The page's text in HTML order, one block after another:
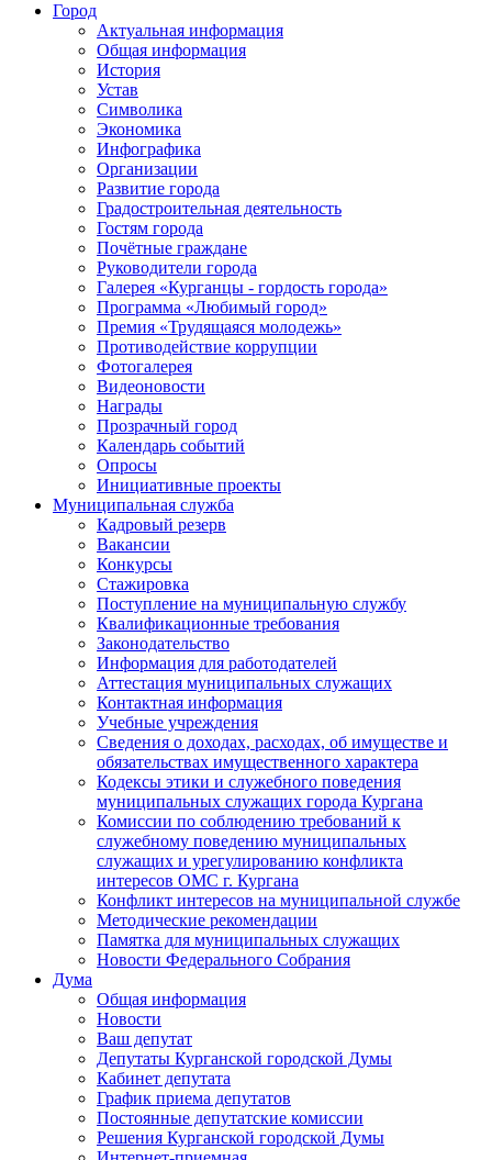
Город
Актуальная информация
Общая информация
История
Устав
Символика
Экономика
Инфографика
Организации
Развитие города
Градостроительная деятельность
Гостям города
Почётные граждане
Руководители города
Галерея «Курганцы - гордость города»
Программа «Любимый город»
Премия «Трудящаяся молодежь»
Противодействие коррупции
Фотогалерея
Видеоновости
Награды
Прозрачный город
Календарь событий
Опросы
Инициативные проекты
Муниципальная служба
Кадровый резерв
Вакансии
Конкурсы
Стажировка
Поступление на муниципальную службу
Квалификационные требования
Законодательство
Информация для работодателей
Аттестация муниципальных служащих
Контактная информация
Учебные учреждения
Сведения о доходах, расходах, об имуществе и
обязательствах имущественного характера
Кодексы этики и служебного поведения
муниципальных служащих города Кургана
Комиссии по соблюдению требований к
служебному поведению муниципальных
служащих и урегулированию конфликта
интересов ОМС г. Кургана
Конфликт интересов на муниципальной службе
Методические рекомендации
Памятка для муниципальных служащих
Новости Федерального Cобрания
Дума
Общая информация
Новости
Ваш депутат
Депутаты Курганской городской Думы
Кабинет депутата
График приема депутатов
Постоянные депутатские комиссии
Решения Курганской городской Думы